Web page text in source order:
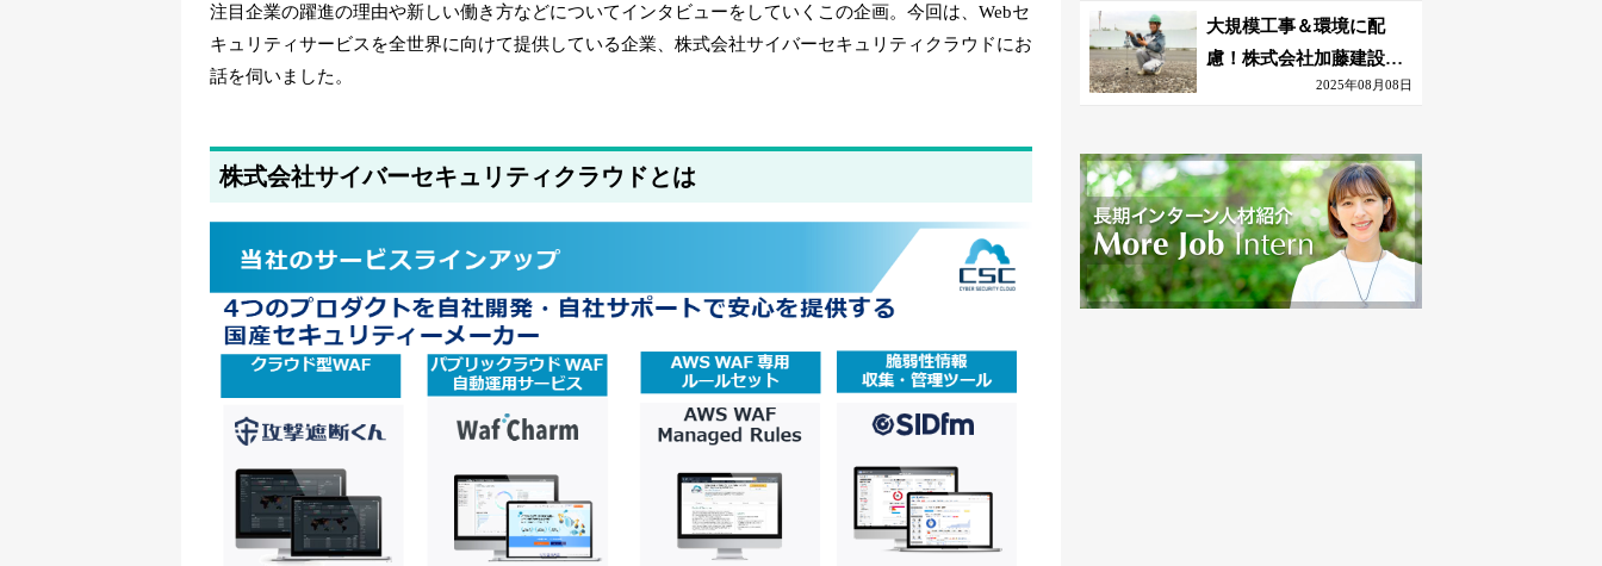
注目企業の躍進の理由や新しい働き方などについてインタビューをしていくこの企画。今回は、Webセ
キュリティサービスを全世界に向けて提供している企業、株式会社サイバーセキュリティクラウドにお
話を伺いました。
株式会社サイバーセキュリティクラウドとは
境
大規模工事＆環境に配
慮！株式会社加藤建設の
若手が語る現場監督の働
2025年08月08日